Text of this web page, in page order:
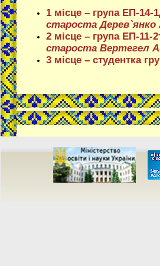
1 місце – група ЕП-14-
староста Дерев`янко
2 місце – група ЕП-11-
староста Вертегел
3 місце – студентка